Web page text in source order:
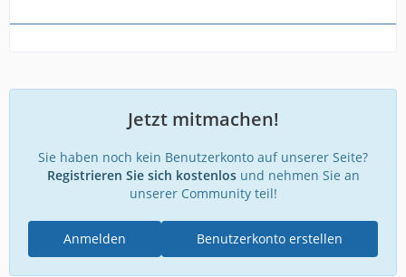
Jetzt mitmachen!
Sie haben noch kein Benutzerkonto auf unserer Seite?
Registrieren Sie sich kostenlosund nehmen Sie an
unserer Community teil!
Benutzerkonto erstellen
Anmelden